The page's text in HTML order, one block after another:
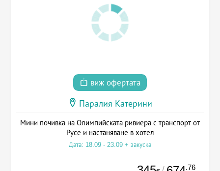
виж офертата
Паралия Катерини
Мини почивка на Олимпийската ривиера с транспорт от
Русе и настаняване в хотел
Дата: 18.09 - 23.09 + закуска
.76